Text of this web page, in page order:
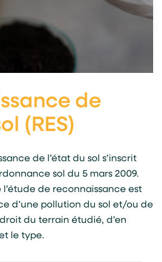
de
(RES)
de l’état du sol s’inscrit
sol du 5 mars 2009.
l’étude de reconnaissance est
d’une pollution du sol et/ou de
du terrain étudié, d’en
le type.